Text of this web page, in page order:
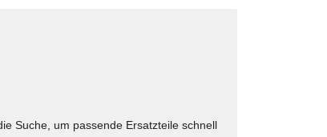
Suche, um passende Ersatzteile schnell